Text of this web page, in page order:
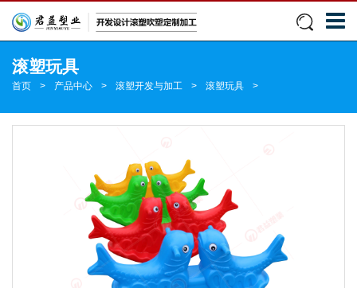
滚塑玩具
首页 > 产品中心 > 滚塑开发与加工 > 滚塑玩具 >